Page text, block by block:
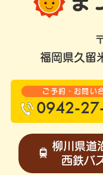
福岡県久留
ご予約・お問い
0942-
柳川県道
西鉄バ